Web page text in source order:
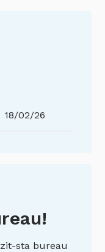
Publicatiedatum
18/02/26
sta bureau